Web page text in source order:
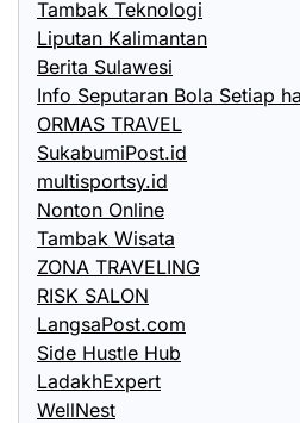
Tambak Teknologi
Liputan Kalimantan
Berita Sulawesi
Info Seputaran Bola Setiap
ORMAS TRAVEL
SukabumiPost.id
multisportsy.id
Nonton Online
Tambak Wisata
ZONA TRAVELING
RISK SALON
LangsaPost.com
Side Hustle Hub
LadakhExpert
WellNest